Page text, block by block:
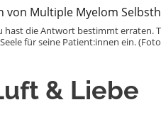
hast die Antwort bestimmt
für seine Patient:innen ein.
& Liebe